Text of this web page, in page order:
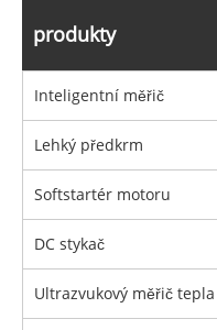
produkty
Inteligentní měřič
Lehký předkrm
Softstartér motoru
DC stykač
Ultrazvukový měřič tepla